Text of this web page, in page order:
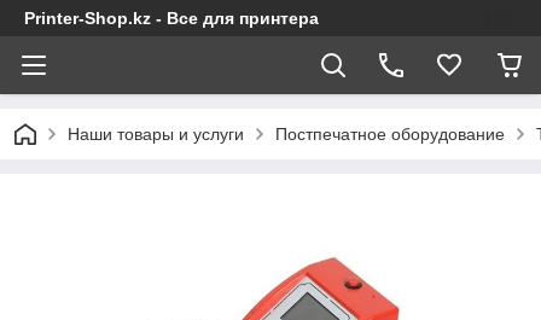
Printer-Shop.kz - Все для принтера
Наши товары и услуги Постпечатное оборудование